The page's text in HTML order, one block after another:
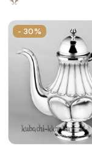
- 30%